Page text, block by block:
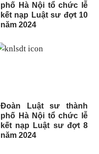
phố Hà Nội tổ chức lễ
kết nạp Luật sư đợt 10
năm 2024
Đoàn Luật sư thành
phố Hà Nội tổ chức lễ
kết nạp Luật sư đợt 8
năm 2024